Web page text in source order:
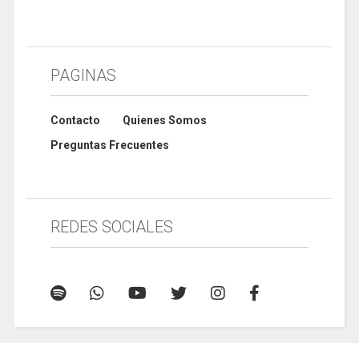
PAGINAS
Contacto
Quienes Somos
Preguntas Frecuentes
REDES SOCIALES